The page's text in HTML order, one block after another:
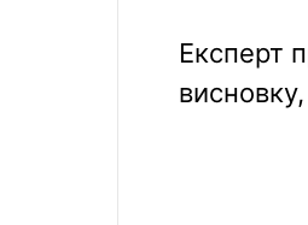
Експерт